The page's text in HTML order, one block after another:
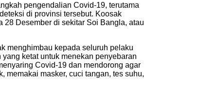
pengendalian Covid-19, terutama
di provinsi tersebut. Koosak
28 Desember di sekitar Soi Bangla, atau
menghimbau kepada seluruh pelaku
ketat untuk menekan penyebaran
Covid-19 dan mendorong agar
memakai masker, cuci tangan, tes suhu,